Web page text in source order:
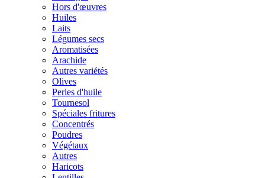
Hors d'œuvres
Huiles
Laits
Légumes secs
Aromatisées
Arachide
Autres variétés
Olives
Perles d'huile
Tournesol
Spéciales fritures
Concentrés
Poudres
Végétaux
Autres
Haricots